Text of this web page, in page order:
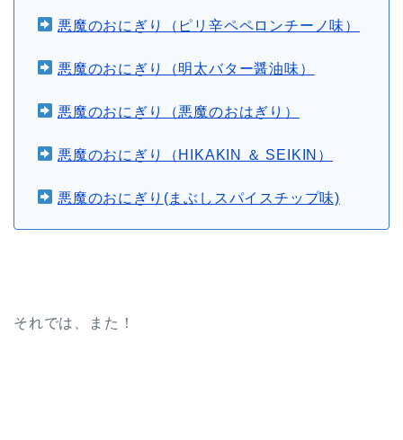
悪魔のおにぎり（ピリ辛ペペロンチーノ味）
悪魔のおにぎり（明太バター醤油味）
悪魔のおにぎり（悪魔のおはぎり）
悪魔のおにぎり（HIKAKIN ＆ SEIKIN）
悪魔のおにぎり(まぶしスパイスチップ味)
それでは、また！